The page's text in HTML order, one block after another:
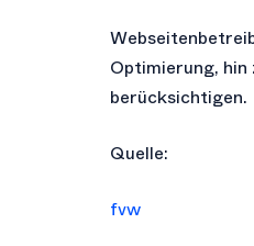
Optimierung,
berücksichtigen.
Quelle:
fvw